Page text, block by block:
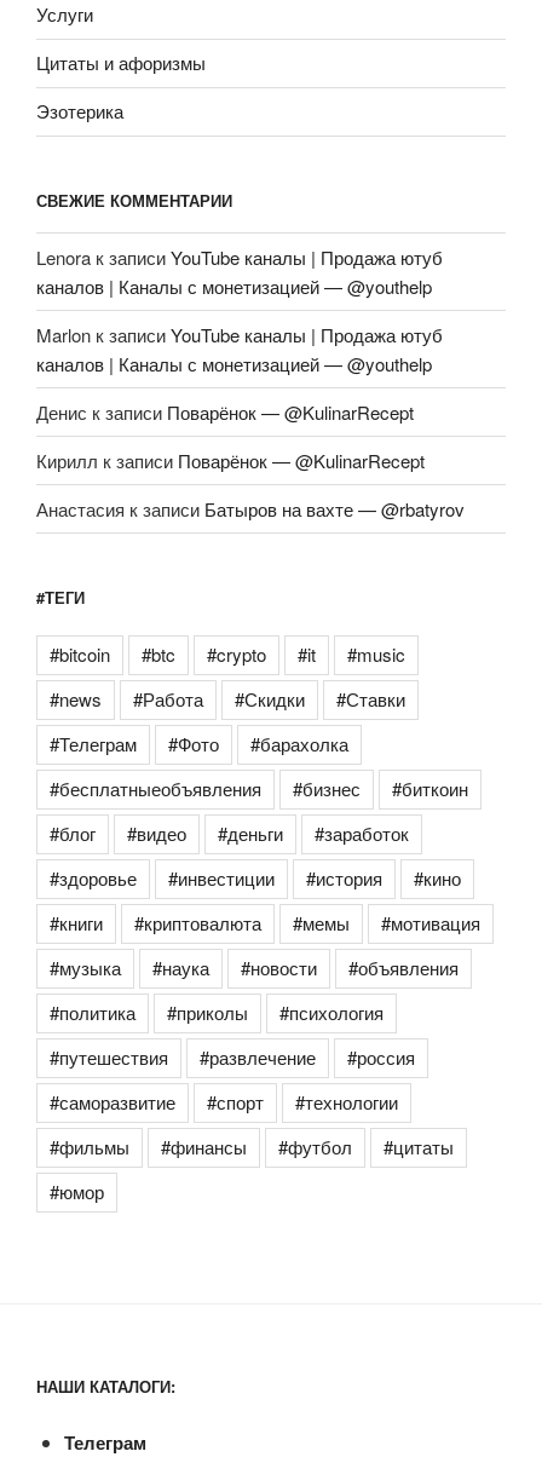
Услуги
Цитаты и афоризмы
Эзотерика
СВЕЖИЕ КОММЕНТАРИИ
Lenora к записиYouTube каналы | Продажа ютуб
каналов | Каналы с монетизацией — @youthelp
Marlon к записиYouTube каналы | Продажа ютуб
каналов | Каналы с монетизацией — @youthelp
Денис к записи Поварёнок — @KulinarRecept
Кирилл к записи Поварёнок — @KulinarRecept
Анастасия к записи Батыров на вахте — @rbatyrov
#ТЕГИ
#bitcoin #btc #crypto #it
#music
#news
#Работа #Скидки
#Ставки
#Телеграм
#Фото
#барахолка
#бесплатныеобъявления
#бизнес
#биткоин
#блог
#видео #деньги
#заработок
#здоровье
#инвестиции #история
#кино
#книги
#криптовалюта #мемы
#мотивация
#музыка
#наука #новости
#объявления
#политика
#приколы
#психология
#путешествия
#развлечение
#россия
#саморазвитие
#спорт
#технологии
#фильмы
#финансы #футбол
#цитаты
#юмор
НАШИ КАТАЛОГИ:
Телеграм